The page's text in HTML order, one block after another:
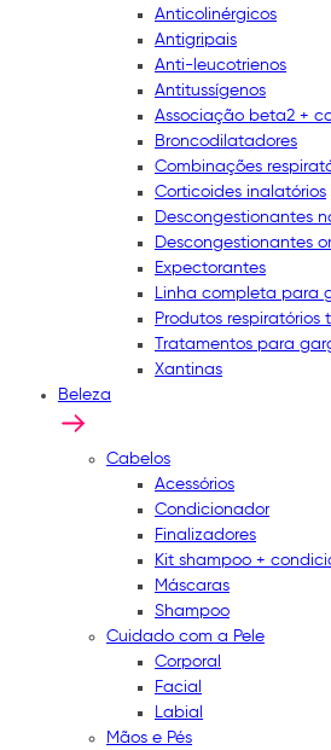
Anticolinérgicos
Antigripais
Anti-leucotrienos
Antitussígenos
Associação beta2 +
Broncodilatadores
Combinações
Corticoides inalatórios
Descongestionantes
Descongestionantes
Expectorantes
Linha completa para
Produtos respiratórios
Tratamentos para
Xantinas
Beleza
Cabelos
Acessórios
Condicionador
Finalizadores
Kit shampoo +
Máscaras
Shampoo
Cuidado com a Pele
Corporal
Facial
Labial
Mãos e Pés